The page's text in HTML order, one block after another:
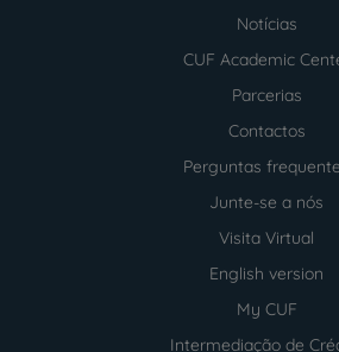
Notícias
CUF Academic
Parcerias
Contactos
Perguntas
Junte-se a nós
Visita Virtual
English version
My CUF
Intermediação de